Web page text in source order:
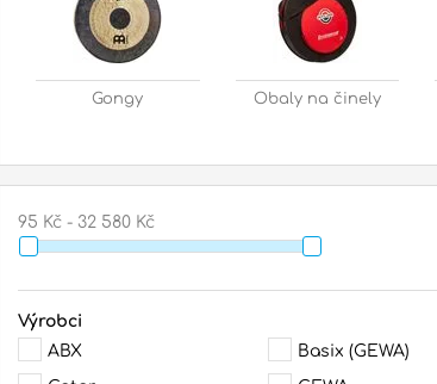
Gongy Obaly na činely
95 Kč 32 580 Kč
Výrobci
ABX
Basix (GEWA)